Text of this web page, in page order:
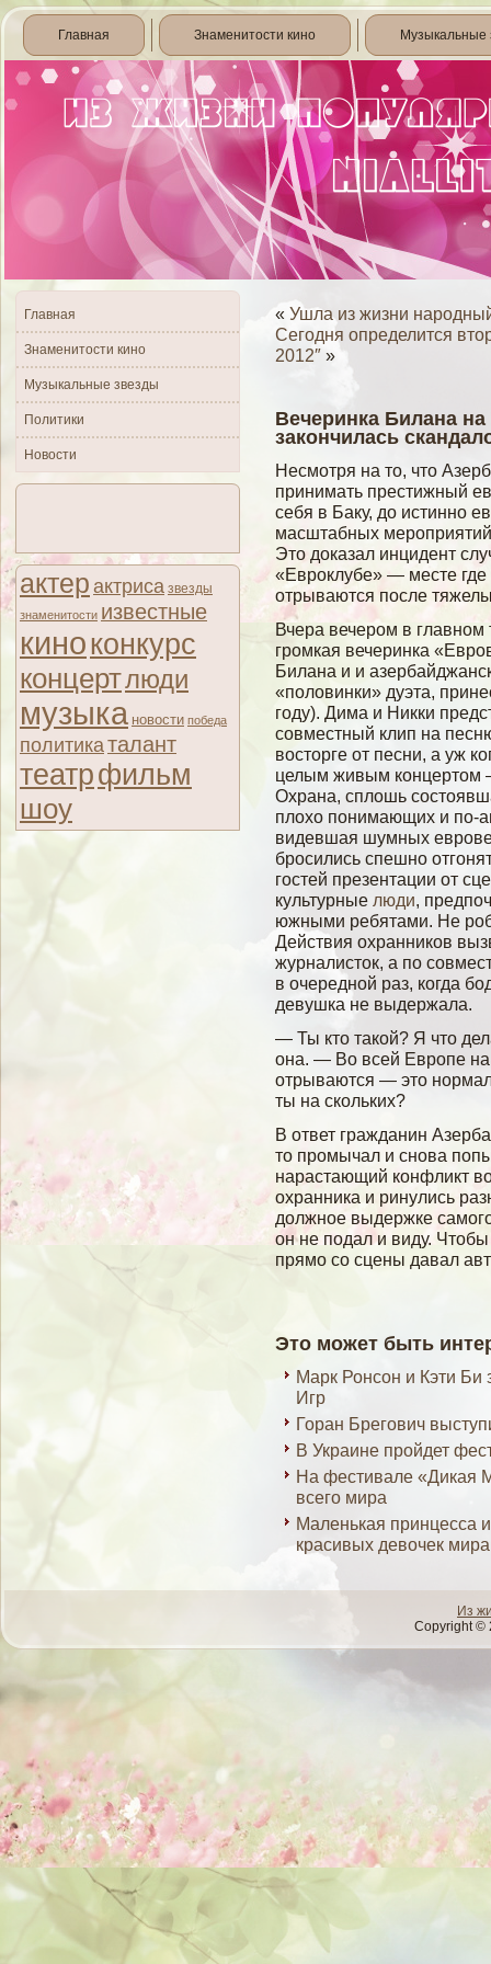
Главная Знаменитости кино Музыкальные
Главная
Знаменитости кино
Музыкальные звезды
Политики
Новости
актер актриса звезды
знаменитости известные
киноконкурс
концертлюди
музыка новости победа
политикаталант
театрфильм
шоу
« Ушла из жизни
Сегодня определится
2012″ »
Вечеринка Билана
закончилась
Несмотря на то, что
принимать престижный
себя в Баку, до истинно
масштабных
Это доказал инцидент
«Евроклубе» — месте где
отрываются после
Вчера вечером в
громкая вечеринка
Билана и и
«половинки» дуэта,
году). Дима и Никки
совместный клип на
восторге от песни, а уж
целым живым концертом
Охрана, сплошь
плохо понимающих и по-
видевшая шумных
бросились спешно
гостей презентации от
культурные люди,
южными ребятами. Не
Действия охранников
журналисток, а по
в очередной раз, когда
девушка не выдержала.
— Ты кто такой? Я что
она. — Во всей Европе на
отрываются — это
ты на скольких?
В ответ гражданин
то промычал и снова
нарастающий конфликт
охранника и ринулись
должное выдержке
он не подал и виду.
прямо со сцены давал
Это может быть
Марк Ронсон и Кэти Би
Игр
Горан Брегович
В Украине пройдет
На фестивале «Дикая
всего мира
Маленькая принцесса
красивых девочек мира
Из
Copyright ©